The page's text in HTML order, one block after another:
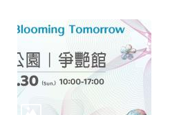
基
地
場
館